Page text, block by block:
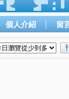
個人介紹 留